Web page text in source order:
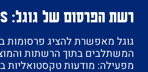
רשת הפרסום של גוגל: Google Ads
גוגל מאפשרת להציג פרסומות
המשתלבים בתוך הרשתות
מפעילה: מודעות טקסטואליות